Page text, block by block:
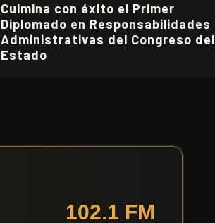
Culmina con éxito el Primer
Diplomado en Responsabilidades
Administrativas del Congreso del
Estado